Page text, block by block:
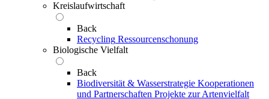
Kreislaufwirtschaft
Back
Recycling Ressourcenschonung
Biologische Vielfalt
Back
Biodiversität & Wasserstrategie Kooperationen
und Partnerschaften Projekte zur Artenvielfalt